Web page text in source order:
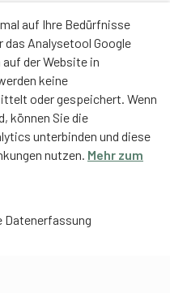
auf Ihre Bedürfnisse
Analysetool Google
der Website in
keine
oder gespeichert. Wenn
können Sie die
unterbinden und diese
nutzen. Mehr zum
Datenerfassung
für Sport Magglingen